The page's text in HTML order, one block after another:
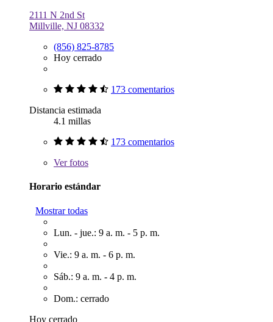
2111 N 2nd St
Millville, NJ 08332
(856) 825-8785
Hoy cerrado
173 comentarios
Distancia estimada
4.1 millas
173 comentarios
Verfotos
Horario estándar
Mostrar todas
Lun. - jue.: 9 a. m. - 5 p. m.
Vie.: 9 a. m. - 6 p. m.
Sáb.: 9 a. m. - 4 p. m.
Dom.: cerrado
Hoy cerrado